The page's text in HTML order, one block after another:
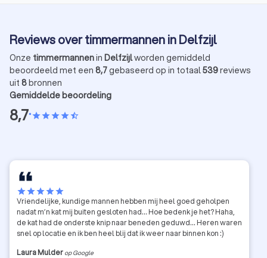
Reviews over timmermannen in Delfzijl
Onze timmermannenin Delfzijlworden gemiddeld
beoordeeld met een 8,7gebaseerd op in totaal539reviews
uit 8bronnen
Gemiddelde beoordeling
8,7•starstarstarstarstar_half
starstarstarstarstar
Vriendelijke, kundige mannen hebben mij heel goed geholpen
nadat m’n kat mij buiten gesloten had… Hoe bedenk je het? Haha,
de kat had de onderste knip naar beneden geduwd… Heren waren
snel op locatie en ik ben heel blij dat ik weer naar binnen kon :)
Laura Mulder op Google